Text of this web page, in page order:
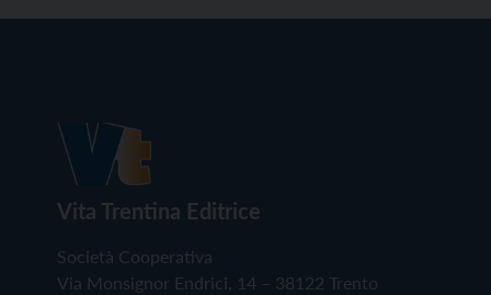
Vita Trentina Editrice
Società Cooperativa
Via Monsignor Endrici, 14 – 38122 Trento